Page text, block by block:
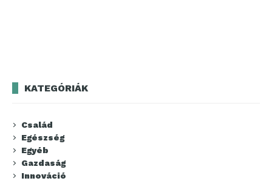
KATEGÓRIÁK
Család
Egészség
Egyéb
Gazdaság
Innováció